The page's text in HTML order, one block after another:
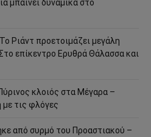
μπαίνει δυναμικά στο
Ριάντ προετοιμάζει μεγάλη
επίκεντρο Ερυθρά Θάλασσα και
κλοιός στα Μέγαρα –
με τις φλόγες
από συρμό του Προαστιακού –